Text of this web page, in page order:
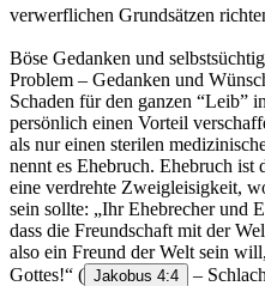
verwerflichen Grundsätzen
Böse Gedanken und
Problem – Gedanken und
Schaden für den ganzen “Leib”
persönlich einen Vorteil
als nur einen sterilen
nennt es Ehebruch. Ehebruch
eine verdrehte Zweigleisigkeit,
sein sollte: „Ihr Ehebrecher und
dass die Freundschaft mit der
also ein Freund der Welt sein
Gottes!“ ( Jakobus 4:4 –